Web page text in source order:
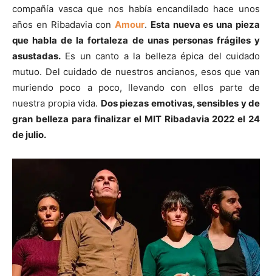
compañía vasca que nos había encandilado hace unos
años en Ribadavia conAmour. Esta nueva es una pieza
que habla de la fortaleza de unas personas frágiles y
asustadas. Es un canto a la belleza épica del cuidado
mutuo. Del cuidado de nuestros ancianos, esos que van
muriendo poco a poco, llevando con ellos parte de
nuestra propia vida. Dos piezas emotivas, sensibles y de
gran belleza para finalizar el MIT Ribadavia 2022 el 24
de julio.